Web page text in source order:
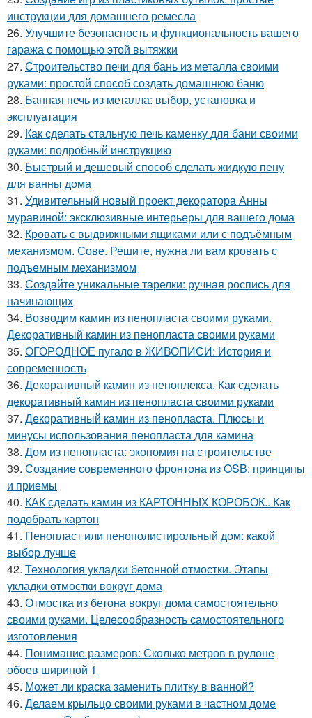
инструкции для домашнего ремесла
26. Улучшите безопасность и функциональность вашего
гаража с помощью этой вытяжки
27. Строительство печи для бань из металла своими
руками: простой способ создать домашнюю баню
28. Банная печь из металла: выбор, установка и
эксплуатация
29. Как сделать стальную печь каменку для бани своими
руками: подробный инструкцию
30. Быстрый и дешевый способ сделать жидкую пену
для ванны дома
31. Удивительный новый проект декоратора Анны
муравиной: эксклюзивные интерьеры для вашего дома
32. Кровать с выдвижными ящиками или с подъёмным
механизмом. Сове. Решите, нужна ли вам кровать с
подъемным механизмом
33. Создайте уникальные тарелки: ручная роспись для
начинающих
34. Возводим камин из пенопласта своими руками.
Декоративный камин из пенопласта своими руками
35. ОГОРОДНОЕ пугало в ЖИВОПИСИ: История и
современность
36. Декоративный камин из пеноплекса. Как сделать
декоративный камин из пенопласта своими руками
37. Декоративный камин из пенопласта. Плюсы и
минусы использования пенопласта для камина
38. Дом из пенопласта: экономия на строительстве
39. Создание современного фронтона из OSB: принципы
и приемы
40. КАК сделать камин из КАРТОННЫХ КОРОБОК.. Как
подобрать картон
41. Пенопласт или пенополистирольный дом: какой
выбор лучше
42. Технология укладки бетонной отмостки. Этапы
укладки отмостки вокруг дома
43. Отмостка из бетона вокруг дома самостоятельно
своими руками. Целесообразность самостоятельного
изготовления
44. Понимание размеров: Сколько метров в рулоне
обоев шириной 1
45. Может ли краска заменить плитку в ванной?
46. Делаем крыльцо своими руками в частном доме